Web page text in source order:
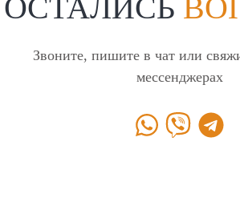
ОСТАЛИСЬ
Звоните, пишите в чат или
мессенджерах